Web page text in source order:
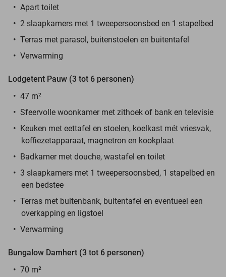
Apart toilet
2 slaapkamers met 1 tweepersoonsbed en 1 stapelbed
Terras met parasol, buitenstoelen en buitentafel
Verwarming
Lodgetent Pauw (3 tot 6 personen)
47 m²
Sfeervolle woonkamer met zithoek of bank en televisie
Keuken met eettafel en stoelen, koelkast mét vriesvak,
koffiezetapparaat, magnetron en kookplaat
Badkamer met douche, wastafel en toilet
3 slaapkamers met 1 tweepersoonsbed, 1 stapelbed en
een bedstee
Terras met buitenbank, buitentafel en eventueel een
overkapping en ligstoel
Verwarming
Bungalow Damhert (3 tot 6 personen)
70 m²